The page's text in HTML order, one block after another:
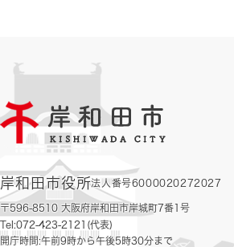
岸和田市役所法人番号6000020272027
〒596-8510 大阪府岸和田市岸城町7番1号
Tel:072-423-2121(代表)
開庁時間:午前9時から午後5時30分まで